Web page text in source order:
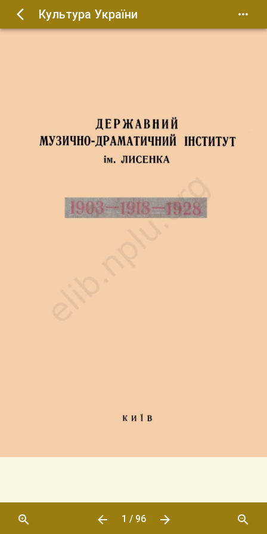
Культура України
1 / 96